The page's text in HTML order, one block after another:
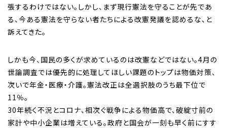
張するわけではない。しかし、まず現行憲法を守ることが先であ
る、今ある憲法を守らない者たちによる改憲発議を認めるな、と
訴えてきた。
しかも今、国民の多くが求めているのは改憲などではない。4月の
世論調査では優先的に処理してほしい課題のトップは物価対策、
次いで年金・医療・介護。憲法改正は全選択肢のうち最下位で
11％。
30年続く不況とコロナ、相次ぐ戦争による物価高で、破綻寸前の
家計や中小企業は増えている。政府と国会が一刻も早く前にすす